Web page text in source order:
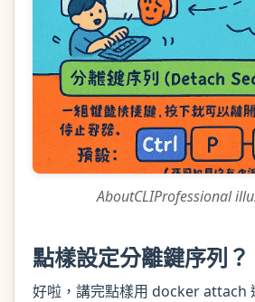
AboutCLIProfessional
點樣設定分離鍵序列？
好啦，講完點樣用 docker attach